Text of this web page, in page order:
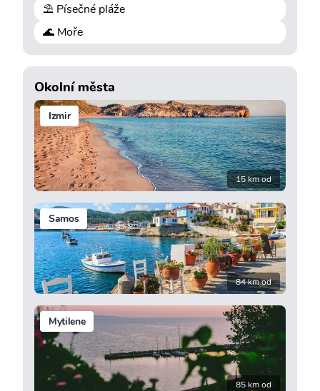
⛱️ Písečné pláže
🌊 Moře
Okolní města
Izmir
15 km od
Samos
84 km od
Mytilene
85 km od